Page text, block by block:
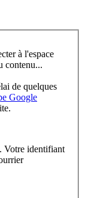
à l'espace
contenu...
de quelques
Google
Votre identifiant